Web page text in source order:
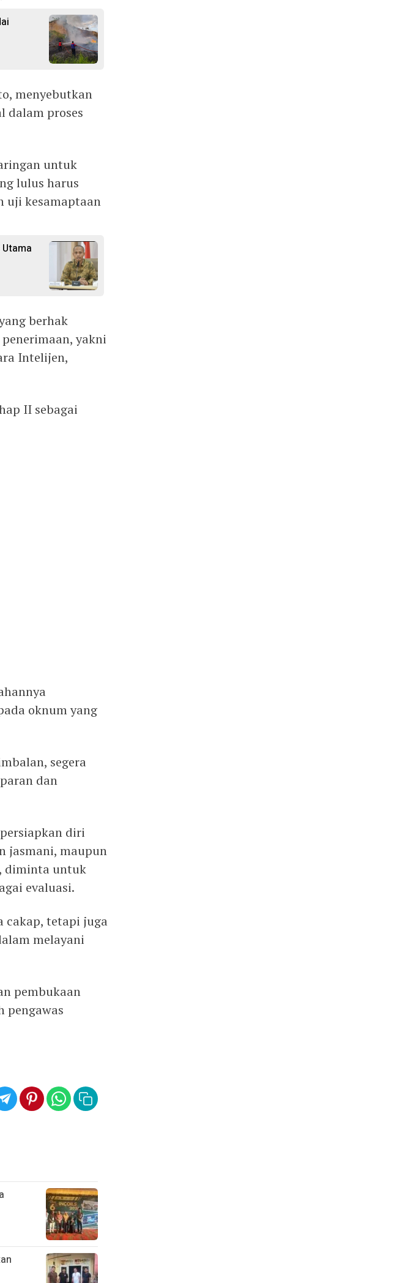
menyebutkan
dalam proses
untuk
lulus harus
uji kesamaptaan
berhak
yakni
Intelijen,
II sebagai
oknum yang
segera
dan
diri
jasmani, maupun
diminta untuk
evaluasi.
cakap, tetapi juga
melayani
pembukaan
pengawas